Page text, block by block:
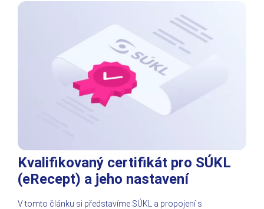
Kvalifikovaný certifikát pro SÚKL
(eRecept) a jeho nastavení
V tomto článku si představíme SÚKL a propojení s